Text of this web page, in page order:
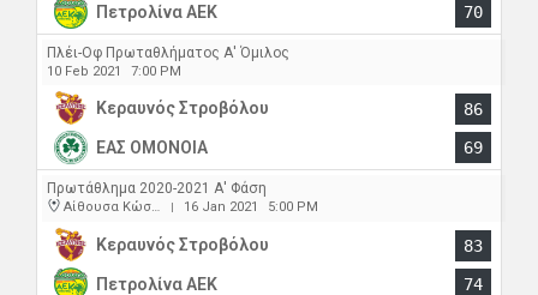
Πετρολίνα ΑΕΚ
70
Πλέι-Οφ Πρωταθλήματος Α' Όμιλος
10 Feb 2021 7:00 PM
Κεραυνός Στροβόλου
86
ΕΑΣ ΟΜΟΝΟΙΑ
69
Πρωτάθλημα 2020-2021 Α' Φάση
Αίθουσα Κώστας Παπαέλληνας 16 Jan 2021 5:00 PM
Κεραυνός Στροβόλου
83
Πετρολίνα ΑΕΚ
74